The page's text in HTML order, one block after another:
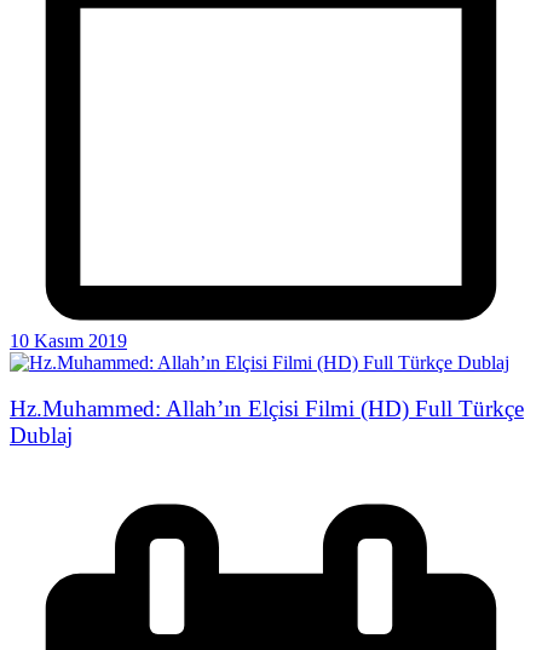
10 Kasım 2019
Hz.Muhammed: Allah’ın Elçisi Filmi (HD) Full Türkçe
Dublaj